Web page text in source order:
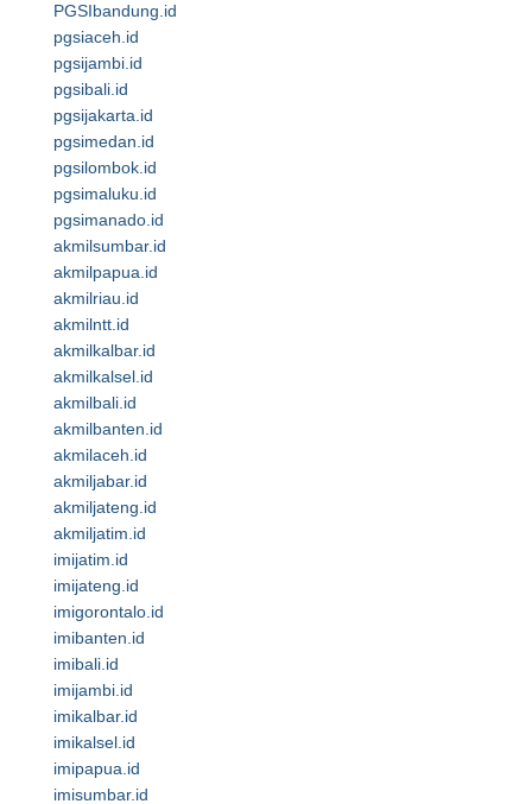
PGSIbandung.id
pgsiaceh.id
pgsijambi.id
pgsibali.id
pgsijakarta.id
pgsimedan.id
pgsilombok.id
pgsimaluku.id
pgsimanado.id
akmilsumbar.id
akmilpapua.id
akmilriau.id
akmilntt.id
akmilkalbar.id
akmilkalsel.id
akmilbali.id
akmilbanten.id
akmilaceh.id
akmiljabar.id
akmiljateng.id
akmiljatim.id
imijatim.id
imijateng.id
imigorontalo.id
imibanten.id
imibali.id
imijambi.id
imikalbar.id
imikalsel.id
imipapua.id
imisumbar.id